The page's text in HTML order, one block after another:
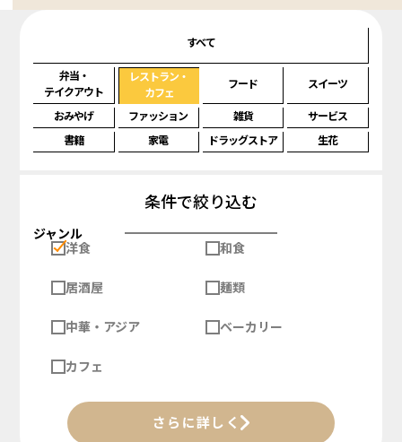
すべて
弁当・
テイクアウト
レストラン・
カフェ
フード スイーツ
おみやげ ファッション 雑貨
サービス
書籍
家電 ドラッグストア 生花
条件で絞り込む
ジャンル
洋食
和食
居酒屋 麺類
中華・アジア ベーカリー
カフェ
さらに詳しく